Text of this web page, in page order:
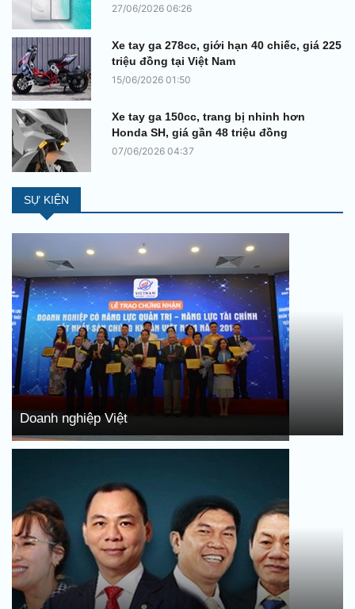
27/06/2026 06:26
Xe tay ga 278cc, giới hạn 40 chiếc, giá 225
triệu đồng tại Việt Nam
15/06/2026 01:50
Xe tay ga 150cc, trang bị nhỉnh hơn
Honda SH, giá gần 48 triệu đồng
07/06/2026 04:37
SỰ KIỆN
Doanh nghiệp Việt